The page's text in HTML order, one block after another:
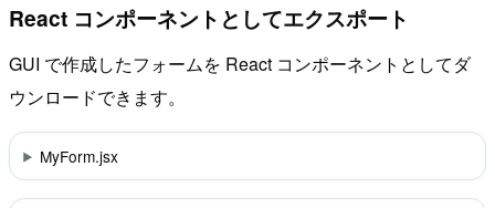
React コンポーネントとしてエクスポート
GUI で作成したフォームを React コンポーネントとしてダ
ウンロードできます。
MyForm.jsx